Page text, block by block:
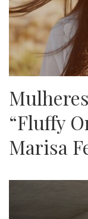
“Fluffy
Marisa